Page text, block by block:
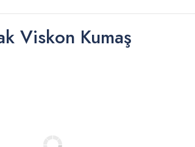
Viskon Kumaş